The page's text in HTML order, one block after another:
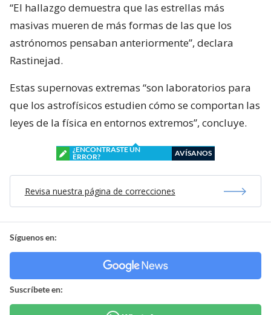
“El hallazgo demuestra que las estrellas más
masivas mueren de más formas de las que los
astrónomos pensaban anteriormente”, declara
Rastinejad.
Estas supernovas extremas “son laboratorios para
que los astrofísicos estudien cómo se comportan las
leyes de la física en entornos extremos”, concluye.
¿ENCONTRASTE UN
ERROR?
AVÍSANOS
Revisa nuestra página de correcciones
Síguenos en:
Suscríbete en: